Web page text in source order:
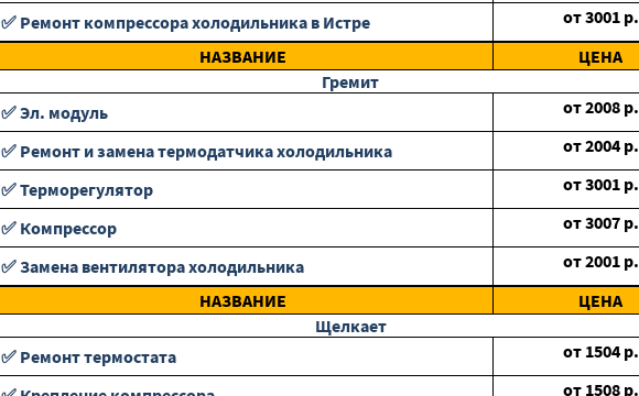
✅ Ремонт компрессора холодильника в Истре
от3001 р.
НАЗВАНИЕ
ЦЕНА
Гремит
✅ Эл. модуль
от2008 р.
✅ Ремонт и замена термодатчика холодильника
от2004 р.
✅ Терморегулятор
от3001 р.
✅ Компрессор
от3007 р.
✅ Замена вентилятора холодильника
от2001 р.
НАЗВАНИЕ
ЦЕНА
Щелкает
✅ Ремонт термостата
от 1504 р.
от 1508 р.